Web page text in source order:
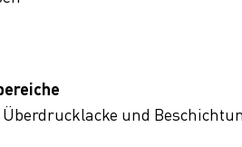
und